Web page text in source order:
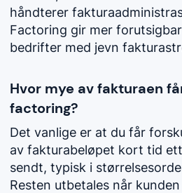
håndterer
Factoring gir mer
bedrifter med jevn
Hvor mye av fakturaen
factoring?
Det vanlige er at du får
av fakturabeløpet kort tid
sendt, typisk i
Resten utbetales når